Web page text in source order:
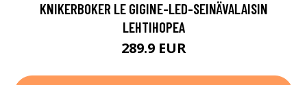
KNIKERBOKER LE GIGINE-LED-SEINÄVALAISIN
LEHTIHOPEA
289.9 EUR